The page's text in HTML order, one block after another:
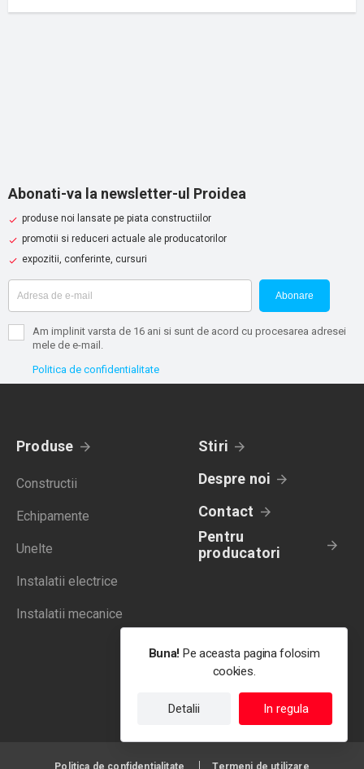
Abonati-va la newsletter-ul Proidea
produse noi lansate pe piata constructiilor
promotii si reduceri actuale ale producatorilor
expozitii, conferinte, cursuri
Abonare
Am implinit varsta de 16 ani si sunt de acord cu procesarea adresei
mele de e-mail.
Politica de confidentialitate
Produse
Constructii
Echipamente
Unelte
Instalatii electrice
Instalatii mecanice
Stiri
Despre noi
Contact
Pentru
producatori
Politica de confidentialitate Termeni de utilizare
Buna! Pe aceasta pagina folosim
cookies.
Detalii In regula